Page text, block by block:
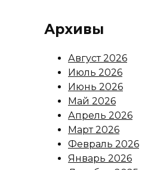
Архивы
Август 2026
Июль 2026
Июнь 2026
Май 2026
Апрель 2026
Март 2026
Февраль 2026
Январь 2026